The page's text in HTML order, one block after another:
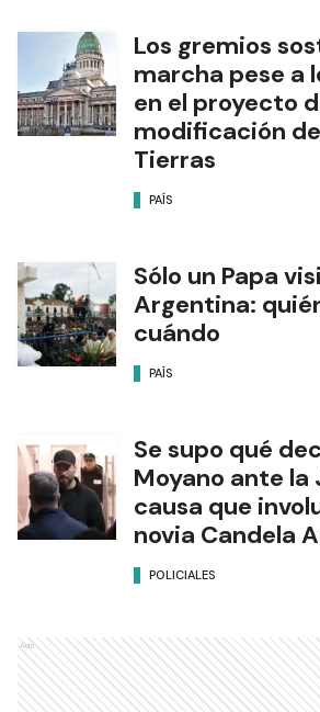
Los gremios
marcha pese a
en el proyecto
modificación
Tierras
PAÍS
Sólo un Papa
Argentina:
cuándo
PAÍS
Se supo qué
Moyano ante la
causa que
novia Candela
POLICIALES
Ads